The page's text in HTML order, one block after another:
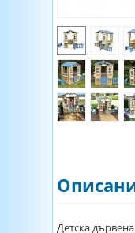
Детска